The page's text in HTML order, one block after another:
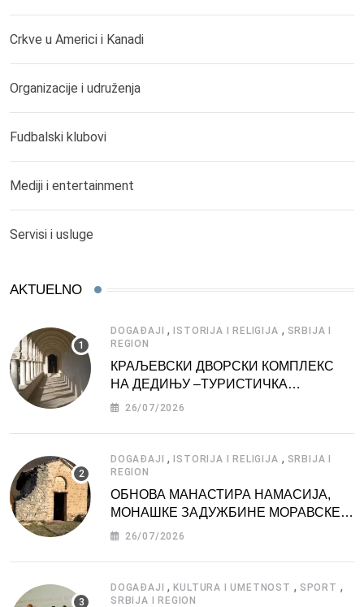
Crkve u Americi i Kanadi
Organizacije i udruženja
Fudbalski klubovi
Mediji i entertainment
Servisi i usluge
AKTUELNO
DOGAĐAJI , ISTORIJA I RELIGIJA , SRBIJA I
REGION
КРАЉЕВСКИ ДВОРСКИ КОМПЛЕКС
НА ДЕДИЊУ –ТУРИСТИЧКА
АТРАКЦИЈА
26/07/2026
DOGAĐAJI , ISTORIJA I RELIGIJA , SRBIJA I
REGION
ОБНОВА МАНАСТИРА НАМАСИЈА,
МОНАШКЕ ЗАДУЖБИНЕ МОРАВСКЕ
СРБИЈЕ
26/07/2026
DOGAĐAJI ,KULTURA I UMETNOST , SPORT ,
SRBIJA I REGION